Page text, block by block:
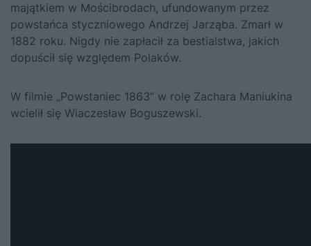
majątkiem w Mościbrodach, ufundowanym przez
powstańca styczniowego Andrzej Jarząba. Zmarł w
1882 roku. Nigdy nie zapłacił za bestialstwa, jakich
dopuścił się względem Polaków.
W filmie „Powstaniec 1863” w rolę Zachara Maniukina
wcielił się Wiaczesław Boguszewski.